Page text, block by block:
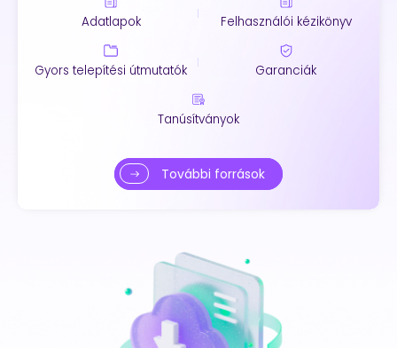
Adatlapok Felhasználói kézikönyv
Gyors telepítési útmutatók Garanciák
Tanúsítványok
További források